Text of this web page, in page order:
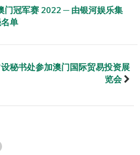
门冠军赛 2022 ─ 由银河娱乐集
单
秘书处参加澳门国际贸易投资展
览会